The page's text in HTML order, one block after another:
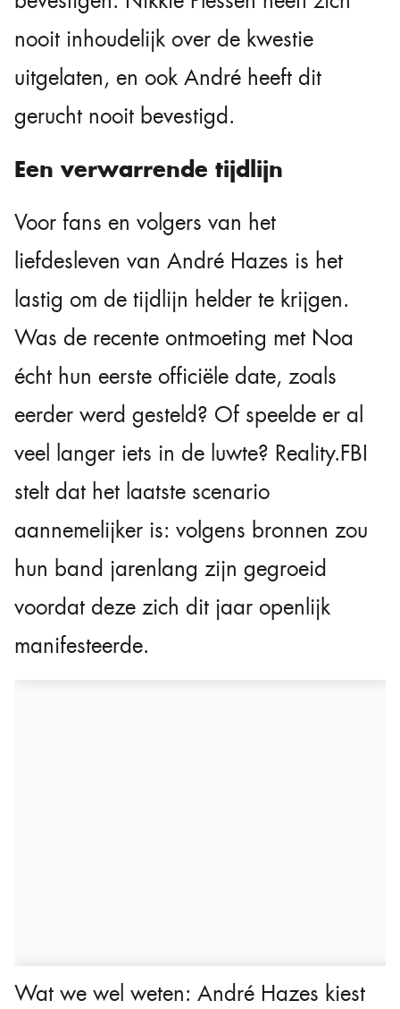
nooit inhoudelijk over de kwestie
uitgelaten, en ook André heeft dit
gerucht nooit bevestigd.
Een verwarrende tijdlijn
Voor fans en volgers van het
liefdesleven van André Hazes is het
lastig om de tijdlijn helder te krijgen.
Was de recente ontmoeting met Noa
écht hun eerste officiële date, zoals
eerder werd gesteld? Of speelde er al
veel langer iets in de luwte? Reality.FBI
stelt dat het laatste scenario
aannemelijker is: volgens bronnen zou
hun band jarenlang zijn gegroeid
voordat deze zich dit jaar openlijk
manifesteerde.
Wat we wel weten: André Hazes kiest